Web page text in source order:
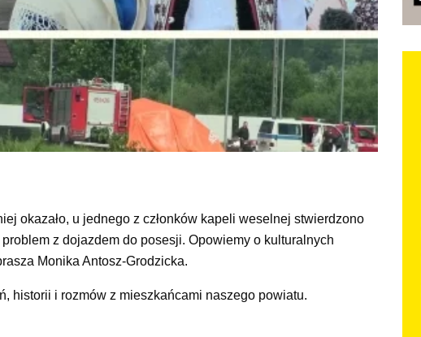
okazało, u jednego z członków kapeli weselnej stwierdzono
z dojazdem do posesji. Opowiemy o kulturalnych
Monika Antosz-Grodzicka.
historii i rozmów z mieszkańcami naszego powiatu.